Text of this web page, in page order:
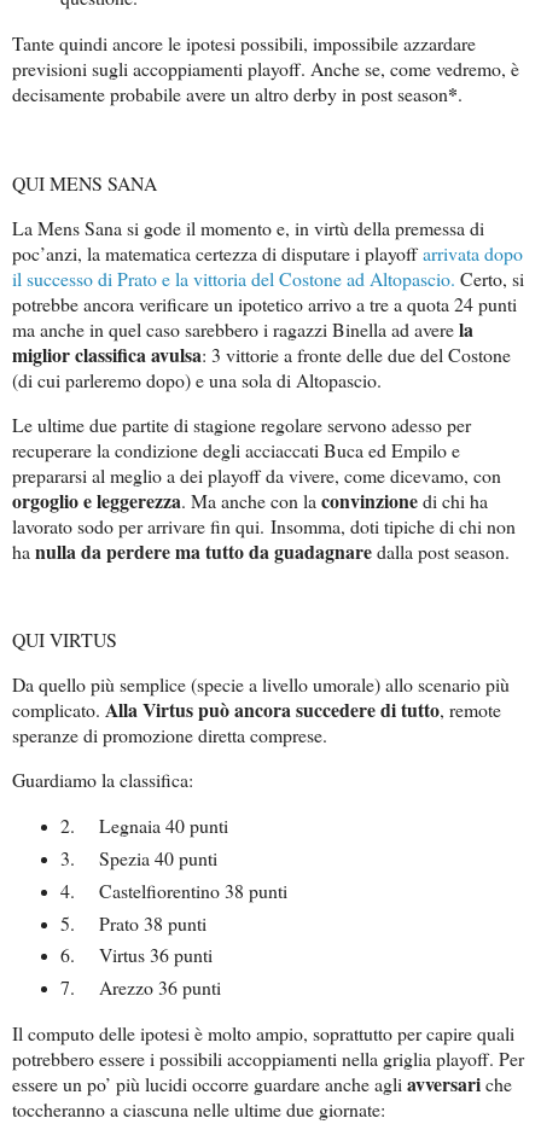
Tante quindi ancore le ipotesi possibili, impossibile azzardare
previsioni sugli accoppiamenti playoff. Anche se, come vedremo, è
decisamente probabile avere un altro derby in post season*.
QUI MENS SANA
La Mens Sana si gode il momento e, in virtù della premessa di
poc’anzi, la matematica certezza di disputare i playoffarrivata dopo
il successo di Prato e la vittoria del Costone ad Altopascio. Certo, si
potrebbe ancora verificare un ipotetico arrivo a tre a quota 24 punti
ma anche in quel caso sarebbero i ragazzi Binella ad averela
miglior classifica avulsa: 3 vittorie a fronte delle due del Costone
(di cui parleremo dopo) e una sola di Altopascio.
Le ultime due partite di stagione regolare servono adesso per
recuperare la condizione degli acciaccati Buca ed Empilo e
prepararsi al meglio a dei playoff da vivere, come dicevamo, con
orgoglio e leggerezza. Ma anche con la convinzionedi chi ha
lavorato sodo per arrivare fin qui. Insomma, doti tipiche di chi non
ha nulla da perdere ma tutto da guadagnaredalla post season.
QUI VIRTUS
Da quello più semplice (specie a livello umorale) allo scenario più
complicato. Alla Virtus può ancora succedere di tutto, remote
speranze di promozione diretta comprese.
Guardiamo la classifica:
2.
Legnaia 40 punti
3.
Spezia 40 punti
4.
Castelfiorentino 38 punti
5.
Prato 38 punti
6.
Virtus 36 punti
7.
Arezzo 36 punti
Il computo delle ipotesi è molto ampio, soprattutto per capire quali
potrebbero essere i possibili accoppiamenti nella griglia playoff. Per
essere un po’ più lucidi occorre guardare anche agliavversariche
toccheranno a ciascuna nelle ultime due giornate: